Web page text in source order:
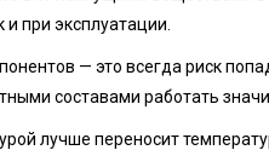
при эксплуатации.
— это всегда риск
составами работать
лучше переносит